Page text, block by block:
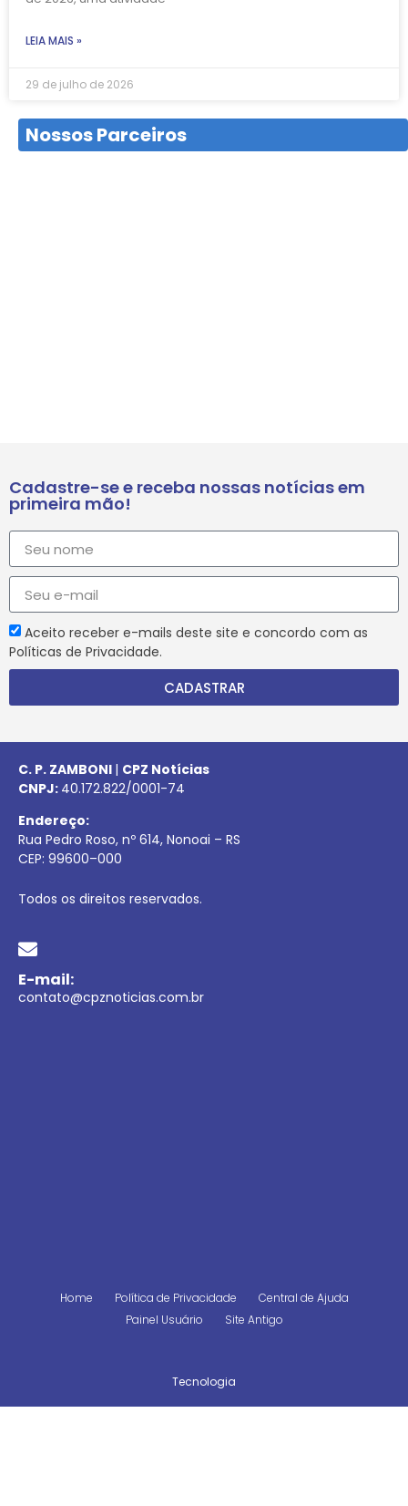
LEIA MAIS »
29 de julho de 2026
Nossos Parceiros
Cadastre-se e receba nossas notícias em
primeira mão!
Aceito receber e-mails deste site e concordo com as
Políticas de Privacidade.
CADASTRAR
C. P. ZAMBONI | CPZ Notícias
CNPJ: 40.172.822/0001-74
Endereço:
Rua Pedro Roso, nº 614, Nonoai – RS
CEP: 99600–000
Todos os direitos reservados.
E-mail:
contato@cpznoticias.com.br
Home Política de Privacidade
Central de Ajuda
Painel Usuário
Site Antigo
Tecnologia